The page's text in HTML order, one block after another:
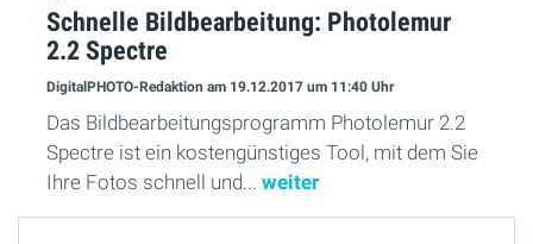
Schnelle Bildbearbeitung: Photolemur
2.2 Spectre
DigitalPHOTO-Redaktion am 19.12.2017 um 11:40 Uhr
Das Bildbearbeitungsprogramm Photolemur 2.2
Spectre ist ein kostengünstiges Tool, mit dem Sie
Ihre Fotos schnell und... weiter